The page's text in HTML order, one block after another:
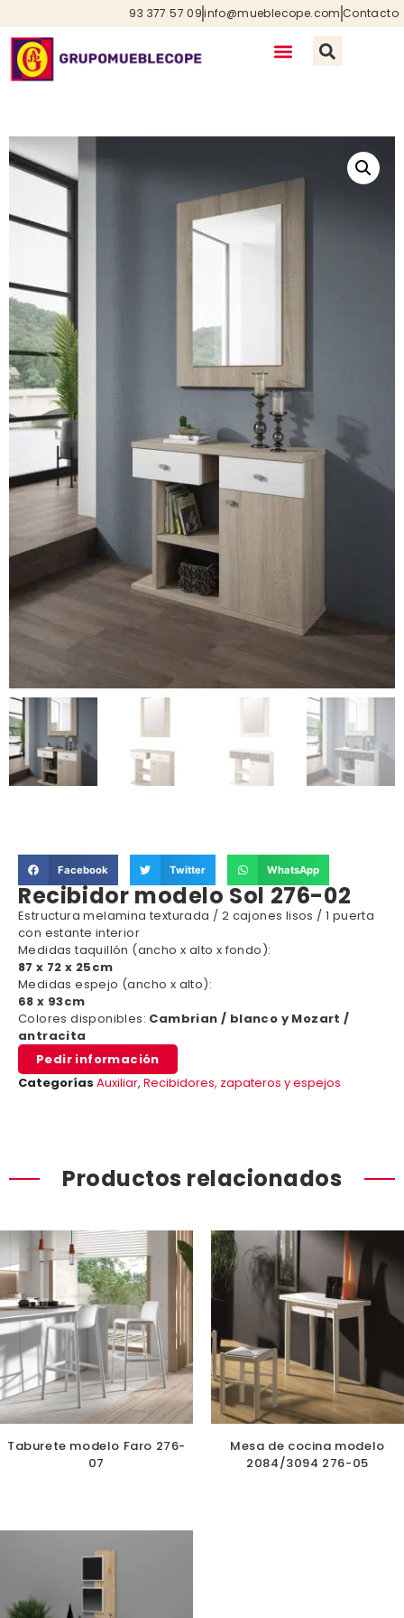
93 377 57 09info@mueblecope.com Contacto
Facebook Twitter WhatsApp
Recibidor modelo Sol 276-02
Estructura melamina texturada / 2 cajones lisos / 1 puerta
con estante interior
Medidas taquillón (ancho x alto x fondo):
87 x 72 x 25cm
Medidas espejo (ancho x alto):
68 x 93cm
Colores disponibles: Cambrian / blanco y Mozart /
antracita
Pedir información
Categorías Auxiliar, Recibidores, zapateros y espejos
Productos relacionados
Taburete modelo Faro 276-
07
Mesa de cocina modelo
2084/3094 276-05